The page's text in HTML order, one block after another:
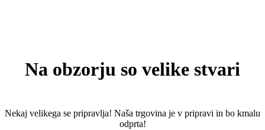
Na obzorju so velike stvari
Nekaj ​​velikega se pripravlja! Naša trgovina je v pripravi in ​​bo kmalu
odprta!